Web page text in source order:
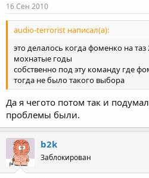
16 Сен 2010
audio-terrorist написал(а):
это делалось когда фоменко на таз
мохнатые годы
собственно под эту команду где
тогда не было такого выбора
Да я чегото потом так и
проблемы были.
b2k
Заблокирован